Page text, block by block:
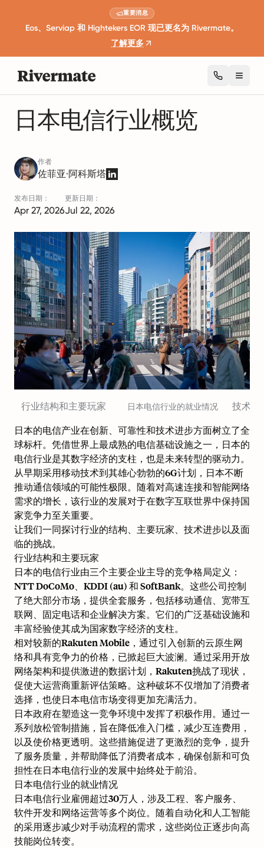
重要消息
Eos、Serviap 和 Hightekers EOR 现已更名为 Rivermate。
了解更多
日本电信行业概览
作者
佐菲亚·阿科斯塔
发布日期：
Apr 27, 2026
更新日期：
Jul 22, 2026
行业结构和主要玩家 日本电信行业的就业情况 技术进
日本的电信产业在创新、可靠性和技术进步方面树立了全
球标杆。凭借世界上最成熟的电信基础设施之一，日本的
电信行业是其数字经济的支柱，也是未来转型的驱动力。
从早期采用移动技术到其雄心勃勃的6G计划，日本不断
推动通信领域的可能性极限。随着对高速连接和智能网络
需求的增长，该行业的发展对于在数字互联世界中保持国
家竞争力至关重要。
让我们一同探讨行业的结构、主要玩家、技术进步以及面
临的挑战。
行业结构和主要玩家
日本的电信行业由三个主要企业主导的竞争格局定义：
NTT DoCoMo、KDDI (au) 和 SoftBank。这些公司控制
了绝大部分市场，提供全套服务，包括移动通信、宽带互
联网、固定电话和企业解决方案。它们的广泛基础设施和
丰富经验使其成为国家数字经济的支柱。
相对较新的Rakuten Mobile，通过引入创新的云原生网
络和具有竞争力的价格，已掀起巨大波澜。通过采用开放
网络架构和提供激进的数据计划，Rakuten挑战了现状，
促使大运营商重新评估策略。这种破坏不仅增加了消费者
选择，也使日本电信市场变得更加充满活力。
日本政府在塑造这一竞争环境中发挥了积极作用。通过一
系列放松管制措施 ，旨在降低准入门槛，减少互连费用，
以及使价格更透明。这些措施促进了更激烈的竞争，提升
了服务质量，并帮助降低了消费者成本，确保创新和可负
担性在日本电信行业的发展中始终处于前沿。
日本电信行业的就业情况
日本电信行业雇佣超过30万人，涉及工程、客户服务、
软件开发和网络运营等多个岗位。随着自动化和人工智能
的采用逐步减少对手动流程的需求，这些岗位正逐步向高
技能岗位转变。